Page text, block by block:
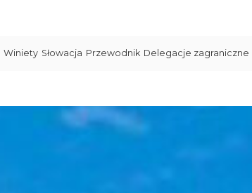
Winiety Słowacja Przewodnik Delegacje zagraniczne